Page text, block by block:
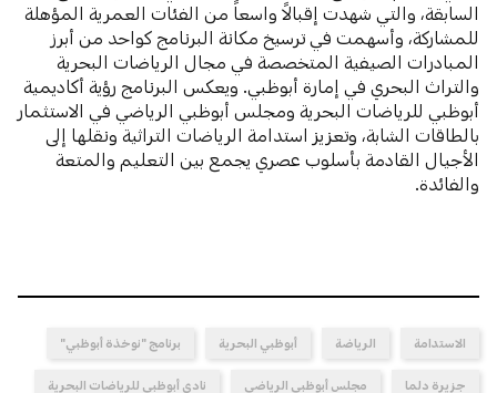
السابقة، والتي شهدت إقبالاً واسعاً من الفئات العمرية المؤهلة
للمشاركة، وأسهمت في ترسيخ مكانة البرنامج كواحد من أبرز
المبادرات الصيفية المتخصصة في مجال الرياضات البحرية
والتراث البحري في إمارة أبوظبي. ويعكس البرنامج رؤية أكاديمية
أبوظبي للرياضات البحرية ومجلس أبوظبي الرياضي في الاستثمار
بالطاقات الشابة، وتعزيز استدامة الرياضات التراثية ونقلها إلى
الأجيال القادمة بأسلوب عصري يجمع بين التعليم والمتعة
والفائدة.
الاستدامة الرياضة أبوظبي البحرية برنامج "نوخذة أبوظبي"
جزيرة دلما مجلس أبوظبي الرياضي نادي أبوظبي للرياضات البحرية